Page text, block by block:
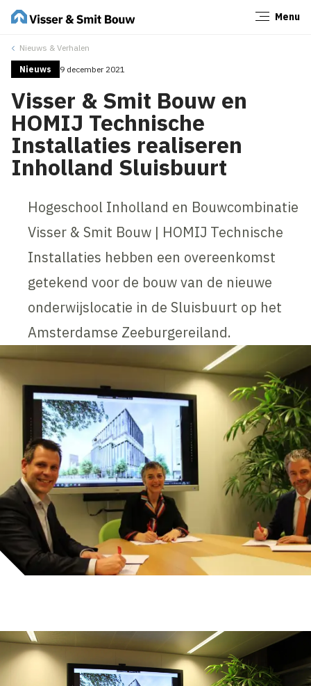
Menu
Nieuws & Verhalen
Nieuws 9 december 2021
Visser & Smit Bouw en
HOMIJ Technische
Installaties realiseren
Inholland Sluisbuurt
Hogeschool Inholland en Bouwcombinatie
Visser & Smit Bouw | HOMIJ Technische
Installaties hebben een overeenkomst
getekend voor de bouw van de nieuwe
onderwijslocatie in de Sluisbuurt op het
Amsterdamse Zeeburgereiland.
Sluiten